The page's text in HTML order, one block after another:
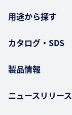
用途から探す
カタログ・SDS
製品情報
ニュースリリース